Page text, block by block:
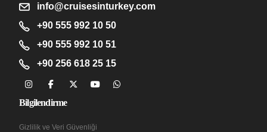
info@cruisesinturkey.com
+90 555 992 10 50
+90 555 992 10 51
+90 256 618 25 15
Bilgilendirme
Gizlilik ve Veri Güvenliği